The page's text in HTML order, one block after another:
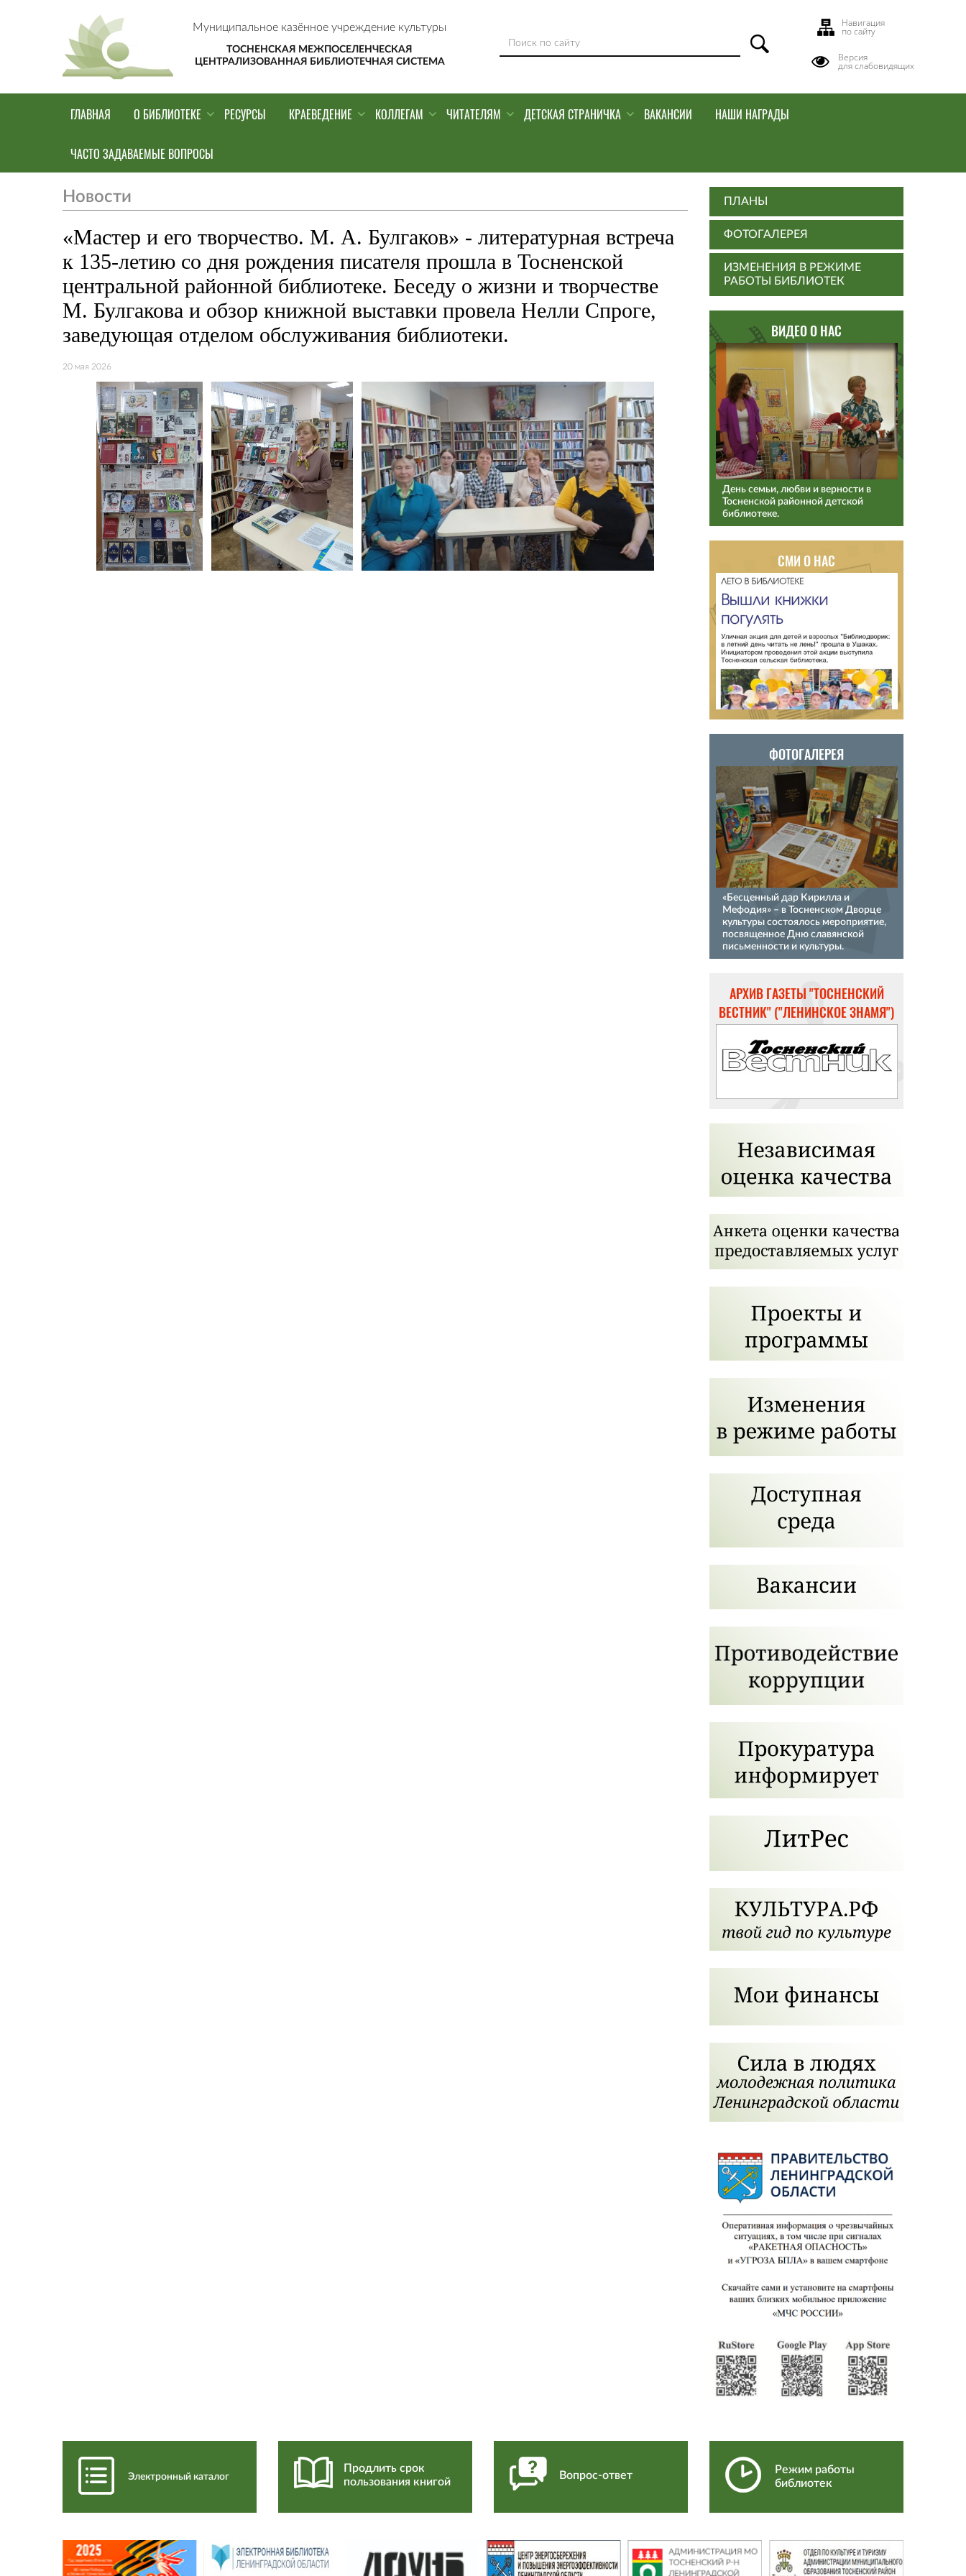
Муниципальное казённое учреждение культуры
ТОСНЕНСКАЯ МЕЖПОСЕЛЕНЧЕСКАЯ
ЦЕНТРАЛИЗОВАННАЯ БИБЛИОТЕЧНАЯ СИСТЕМА
Навигация
по сайту
Версия
для слабовидящих
ГЛАВНАЯ О БИБЛИОТЕКЕ РЕСУРСЫ КРАЕВЕДЕНИЕ КОЛЛЕГАМ ЧИТАТЕЛЯМ ДЕТСКАЯ СТРАНИЧКА ВАКАНСИИ НАШИ НАГРАДЫ
ЧАСТО ЗАДАВАЕМЫЕ ВОПРОСЫ
Новости
«Мастер и его творчество. М. А. Булгаков» - литературная встреча
к 135-летию со дня рождения писателя прошла в Тосненской
центральной районной библиотеке. Беседу о жизни и творчестве
М. Булгакова и обзор книжной выставки провела Нелли Спроге,
заведующая отделом обслуживания библиотеки.
20 мая 2026
ПЛАНЫ
ФОТОГАЛЕРЕЯ
ИЗМЕНЕНИЯ В РЕЖИМЕ
РАБОТЫ БИБЛИОТЕК
ВИДЕО О НАС
День семьи, любви и верности в
Тосненской районной детской
библиотеке.
СМИ О НАС
ФОТОГАЛЕРЕЯ
«Бесценный дар Кирилла и
Мефодия» – в Тосненском Дворце
культуры состоялось мероприятие,
посвященное Дню славянской
письменности и культуры.
АРХИВ ГАЗЕТЫ "ТОСНЕНСКИЙ
ВЕСТНИК" ("ЛЕНИНСКОЕ ЗНАМЯ")
Электронный каталог
Продлить срок
пользования книгой
Вопрос-ответ
Режим работы
библиотек